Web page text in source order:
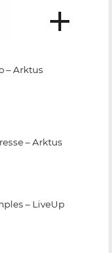
– Arktus
– Arktus
– LiveUp